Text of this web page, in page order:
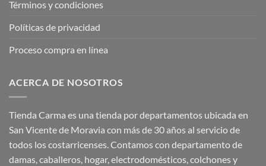
Términos y condiciones
Políticas de privacidad
Proceso compra en línea
ACERCA DE NOSOTROS
Tienda Carma es una tienda por departamentos ubicada en
San Vicente de Moravia con más de 30 años al servicio de
todos los costarricenses. Contamos con departamento de
damas, caballeros, hogar, electrodomésticos, colchones y